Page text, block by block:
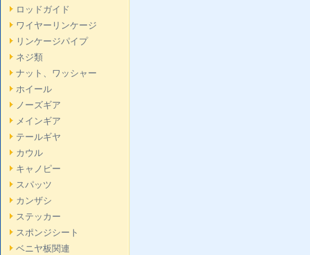
ロッドガイド
ワイヤーリンケージ
リンケージパイプ
ネジ類
ナット、ワッシャー
ホイール
ノーズギア
メインギア
テールギヤ
カウル
キャノピー
スパッツ
カンザシ
ステッカー
スポンジシート
ベニヤ板関連